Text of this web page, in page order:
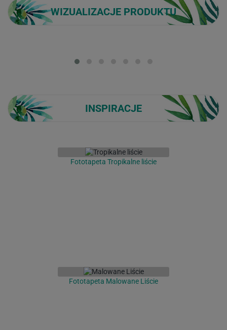
WIZUALIZACJE PRODUKTU
INSPIRACJE
Fototapeta Tropikalne liście
Fototapeta Malowane Liście